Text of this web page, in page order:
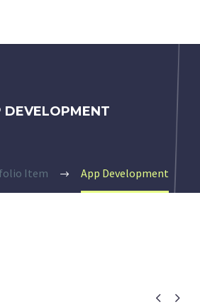
DEVELOPMENT
Item App Development
 